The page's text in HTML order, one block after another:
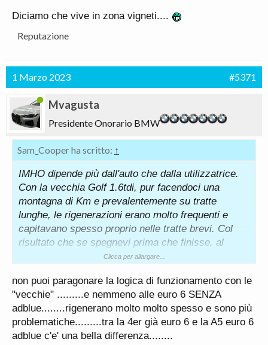
Diciamo che vive in zona vigneti....
Reputazione
1 Marzo 2023 #5371
Mvagusta
Presidente Onorario BMW
Sam_Cooper ha scritto: ↑
IMHO dipende più dall'auto che dalla utilizzatrice.
Con la vecchia Golf 1.6tdi, pur facendoci una
montagna di Km e prevalentemente su tratte
lunghe, le rigenerazioni erano molto frequenti e
capitavano spesso proprio nelle tratte brevi. Col
risultato che se spegnevi prima che finisse, al
viaggio successivo doveva ripartire da capo. E se
Con la BMW invece, oltre ad essere molto più
difficile accorgersi della rigenerazione in corso, non
ho mai avuto il minimo problema. Nemmeno nei
casi in cui mi capitava di usarla prevalentemente
su tratte brevi.
Clicca per allargare...
non puoi paragonare la logica di funzionamento con le
"vecchie" .........e nemmeno alle euro 6 SENZA
adblue........rigenerano molto molto spesso e sono più
problematiche.........tra la 4er già euro 6 e la A5 euro 6
adblue c'e' una bella differenza........